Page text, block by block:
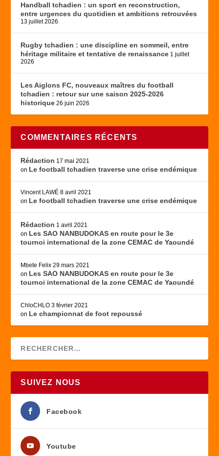
Handball tchadien : un sport en reconstruction,
entre urgences du quotidien et ambitions retrouvées
13 juillet 2026
Rugby tchadien : une discipline en sommeil, entre
héritage militaire et tentative de renaissance 1 juillet
2026
Les Aiglons FC, nouveaux maîtres du football
tchadien : retour sur une saison 2025-2026
historique 26 juin 2026
COMMENTAIRES RÉCENTS
Rédaction 17 mai 2021
on Le football tchadien traverse une crise endémique
Vincent LAWÉ 8 avril 2021
on Le football tchadien traverse une crise endémique
Rédaction 1 avril 2021
on Les SAO NANBUDOKAS en route pour le 3e
tournoi international de la zone CEMAC de Yaoundé
Mbete Felix 29 mars 2021
on Les SAO NANBUDOKAS en route pour le 3e
tournoi international de la zone CEMAC de Yaoundé
ChloCHLO 3 février 2021
on Le championnat de foot repoussé
SUIVEZ NOUS
Facebook
Youtube